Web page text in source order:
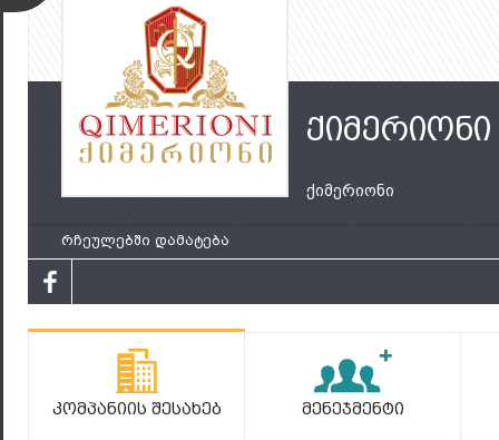
ქიმერიონი
ქიმერიონი
რჩეულებში დამატება
Კომპანიის Შესახებ Მენეჯმენტი